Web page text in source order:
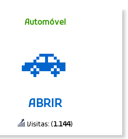
Automóvel
🚗
ABRIR
Visitas: (1.144)